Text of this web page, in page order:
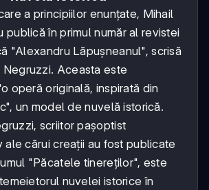
a principiilor enunțate, Mihail
publică în primul număr al revistei
"Alexandru Lăpușneanul", scrisă
Aceasta este
operă originală, inspirată din
un model de nuvelă istorică.
scriitor pașoptist
ale cărui creații au fost publicate
"Păcatele tinereților", este
nuvelei istorice în